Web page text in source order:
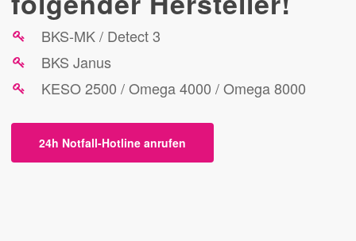
BKS-MK / Detect 3
BKS Janus
KESO 2500 / Omega 4000 / Omega 8000
24h Notfall-Hotline anrufen